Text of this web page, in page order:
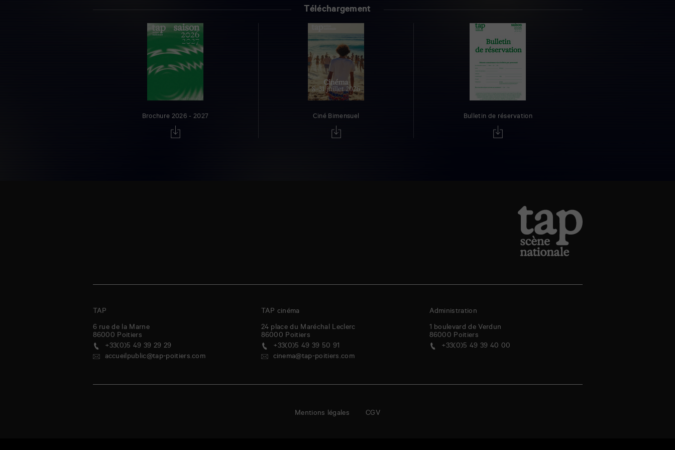
Téléchargement
Brochure 2026 - 2027 Ciné Bimensuel Bulletin de réservation
TAP
6 rue de la Marne
86000 Poitiers
+33(0)5 49 39 29 29
accueilpublic@tap-poitiers.com
TAP cinéma
24 place du Maréchal Leclerc
86000 Poitiers
+33(0)5 49 39 50 91
cinema@tap-poitiers.com
Administration
1 boulevard de Verdun
86000 Poitiers
+33(0)5 49 39 40 00
Mentions légales CGV